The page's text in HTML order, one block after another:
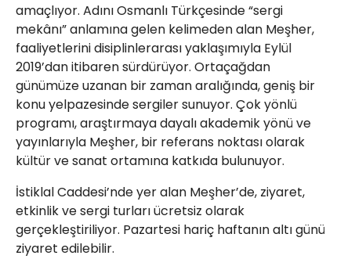
amaçlıyor. Adını Osmanlı Türkçesinde “sergi
mekânı” anlamına gelen kelimeden alan Meşher,
faaliyetlerini disiplinlerarası yaklaşımıyla Eylül
2019’dan itibaren sürdürüyor. Ortaçağdan
günümüze uzanan bir zaman aralığında, geniş bir
konu yelpazesinde sergiler sunuyor. Çok yönlü
programı, araştırmaya dayalı akademik yönü ve
yayınlarıyla Meşher, bir referans noktası olarak
kültür ve sanat ortamına katkıda bulunuyor.
İstiklal Caddesi’nde yer alan Meşher’de, ziyaret,
etkinlik ve sergi turları ücretsiz olarak
gerçekleştiriliyor. Pazartesi hariç haftanın altı günü
ziyaret edilebilir.